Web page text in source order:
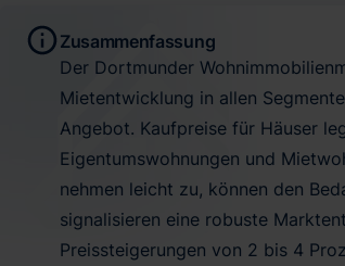
Zusammenfassung
Der Dortmunder
Mietentwicklung in allen
Angebot. Kaufpreise für Häuser
Eigentumswohnungen und
nehmen leicht zu, können den
signalisieren eine robuste
Preissteigerungen von 2 bis 4